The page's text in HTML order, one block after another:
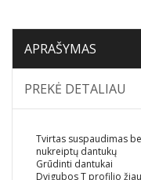
APRAŠYMAS
PREKĖ DETALIAU
Tvirtas suspaudimas
nukreiptų dantukų
Grūdinti dantukai
Dvigubos T profilio